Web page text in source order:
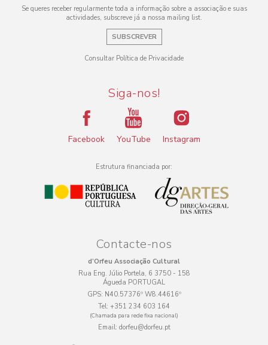
Se queres receber regularmente toda a informação sobre a associação e suas
actividades, subscreve já a nossa mailing list.
SUBSCREVER
Consultar Política de Privacidade
Siga-nos!
Facebook YouTube Instagram
Estrutura financiada por:
Contacte-nos
d’Orfeu Associação Cultural
Rua Eng. Júlio Portela, 6 3750 - 158
Águeda PORTUGAL
GPS: N40.57376º W8.44616º
Tel: +351 234 603 164
(Chamada para rede fixa nacional)
Email: dorfeu@dorfeu.pt